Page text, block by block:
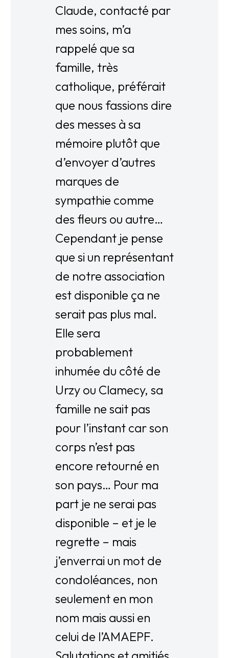
Claude, contacté par
mes soins, m’a
rappelé que sa
famille, très
catholique, préférait
que nous fassions dire
des messes à sa
mémoire plutôt que
d’envoyer d’autres
marques de
sympathie comme
des fleurs ou autre…
Cependant je pense
que si un représentant
de notre association
est disponible ça ne
serait pas plus mal.
Elle sera
probablement
inhumée du côté de
Urzy ou Clamecy, sa
famille ne sait pas
pour l’instant car son
corps n’est pas
encore retourné en
son pays… Pour ma
part je ne serai pas
disponible – et je le
regrette – mais
j’enverrai un mot de
condoléances, non
seulement en mon
nom mais aussi en
celui de l’AMAEPF.